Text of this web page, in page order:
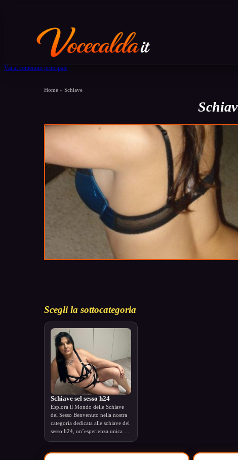
Vai al contenuto principale
Home » Schiave
Scegli la sottocategoria
Schiave sel sesso h24
Esplora il Mondo delle Schiave
del Sesso Benvenuto nella nostra
categoria dedicata alle schiave del
sesso h24, un’esperienza unica …